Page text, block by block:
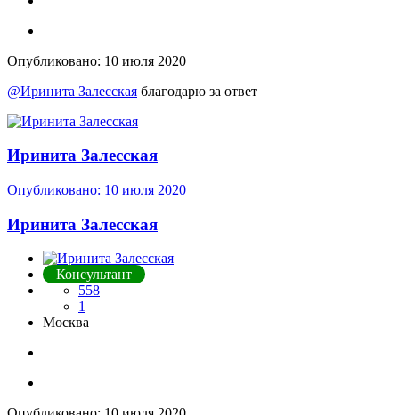
Опубликовано: 10 июля 2020
@Иринита Залесская благодарю за ответ
Иринита Залесская
Опубликовано: 10 июля 2020
Иринита Залесская
Консультант
558
1
Москва